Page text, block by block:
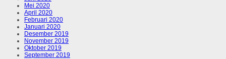
Mei 2020
April 2020
Februari 2020
Januari 2020
Desember 2019
November 2019
Oktober 2019
September 2019